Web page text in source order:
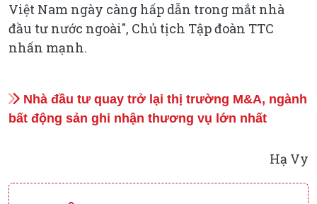
Việt Nam ngày càng hấp dẫn trong mắt nhà
đầu tư nước ngoài", Chủ tịch Tập đoàn TTC
nhấn mạnh.
Nhà đầu tư quay trở lại thị trường M&A, ngành
bất động sản ghi nhận thương vụ lớn nhất
Hạ Vy